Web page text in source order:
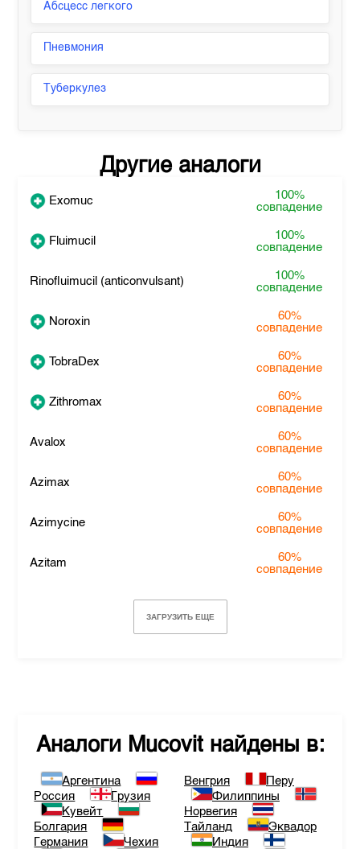
Абсцесс легкого
Пневмония
Туберкулез
Другие аналоги
Exomuc
100%
совпадение
Fluimucil
100%
совпадение
Rinofluimucil (anticonvulsant)
100%
совпадение
Noroxin
60%
совпадение
TobraDex
60%
совпадение
Zithromax
60%
совпадение
Avalox
60%
совпадение
Azimax
60%
совпадение
Azimycine
60%
совпадение
Azitam
60%
совпадение
ЗАГРУЗИТЬ ЕЩЕ
Аналоги Mucovitнайдены в:
Аргентина
Россия
Грузия
Кувейт
Болгария
Германия
Чехия
Венгрия
Перу
Филиппины
Норвегия
Тайланд
Эквадор
Индия